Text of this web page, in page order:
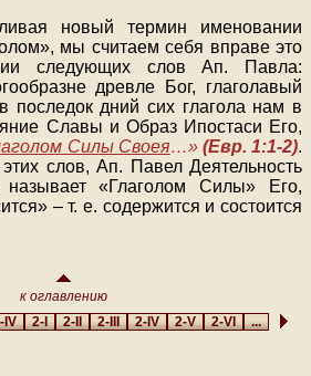
новый термин именовании
мы считаем себя вправе это
следующих слов Ап. Павла:
древле Бог, глаголавый
последок дний сих глагола нам в
Славы и Образ Ипостаси Его,
Силы Своея…» (Евр. 1:1-2).
слов, Ап. Павел Деятельность
называет «Глаголом Силы» Его,
– т. е. содержится и состоится
к оглавлению
IV2-I2-II2-III2-IV2-V2-VI...